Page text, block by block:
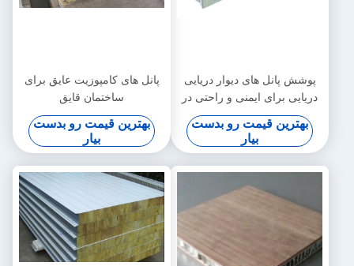
پوشش پانل های دیوار دریایی
دریایی برای ایمنی و راحتی در
کشتی 25 25 25 میلی متر
بهترین قیمت رو بدست
بیار
پانل های کامپوزیت عایق برای
ساختمان قایق
2500mmx550mmx25mm
بهترین قیمت رو بدست
بیار